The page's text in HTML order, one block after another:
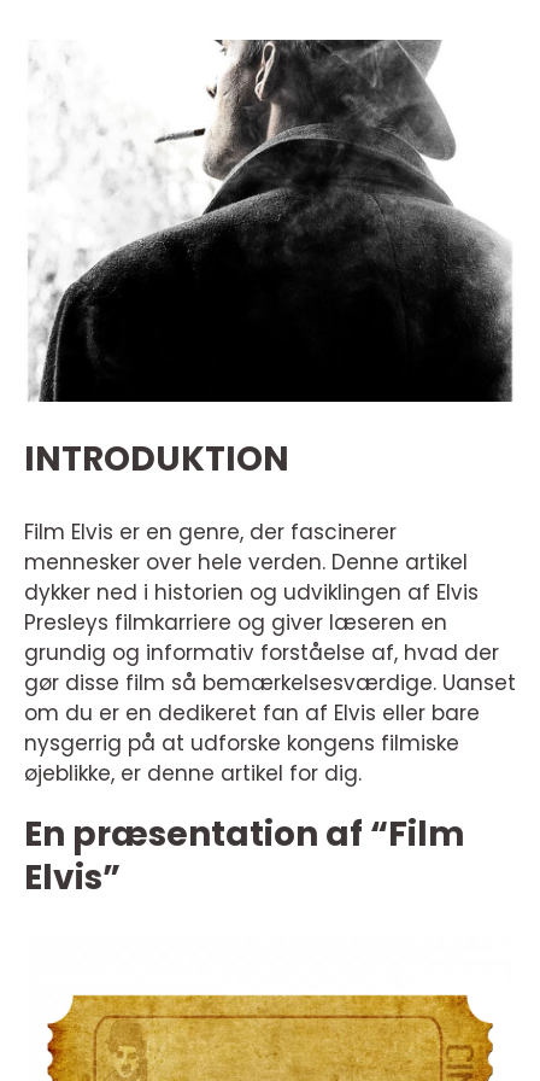
INTRODUKTION
Film Elvis er en genre, der fascinerer
mennesker over hele verden. Denne artikel
dykker ned i historien og udviklingen af Elvis
Presleys filmkarriere og giver læseren en
grundig og informativ forståelse af, hvad der
gør disse film så bemærkelsesværdige. Uanset
om du er en dedikeret fan af Elvis eller bare
nysgerrig på at udforske kongens filmiske
øjeblikke, er denne artikel for dig.
En præsentation af “Film
Elvis”